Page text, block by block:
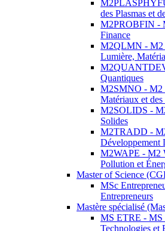
des Plasmas et
M2PROBFIN -
Finance
M2QLMN - M2
Lumière,
Quantiques
M2SMNO - M2
Matériaux et
M2SOLIDS -
Solides
M2TRADD -
Développement
M2WAPE - M2
Pollution et
Master of Science
MSc
Entrepreneurs
Mastère spécialisé
MS ETRE - MS
Technologies et